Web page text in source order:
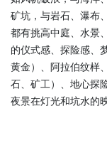
矿坑，与岩石、瀑布
都有挑高中庭、水景
的仪式感、探险感、
黄金）、阿拉伯纹样
石、矿工）、地心探
夜景在灯光和坑水的